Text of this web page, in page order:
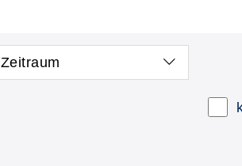
Zeitraum